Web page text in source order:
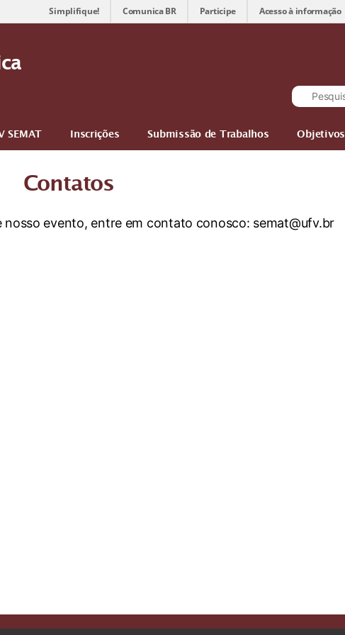
Simplifique! Comunica BR Participe Acesso à informação
SEMAT Inscrições Submissão de Trabalhos
Objetivos
Contatos
nosso evento, entre em contato conosco: semat@ufv.br